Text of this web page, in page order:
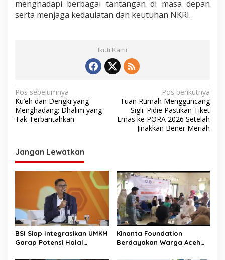
menghadapi berbagai tantangan di masa depan
serta menjaga kedaulatan dan keutuhan NKRI.
Ikuti Kami
N
a
v
g
a
p
o
s
Pos sebelumnya
Ku’eh dan Dengki yang
Menghadang: Dhalim yang
Tak Terbantahkan
Pos berikutnya
Tuan Rumah Mengguncang
Sigli: Pidie Pastikan Tiket
Emas ke PORA 2026 Setelah
Jinakkan Bener Meriah
Jangan Lewatkan
BSI Siap Integrasikan UMKM
Garap Potensi Halal
Kinanta Foundation
Berdayakan Warga Aceh